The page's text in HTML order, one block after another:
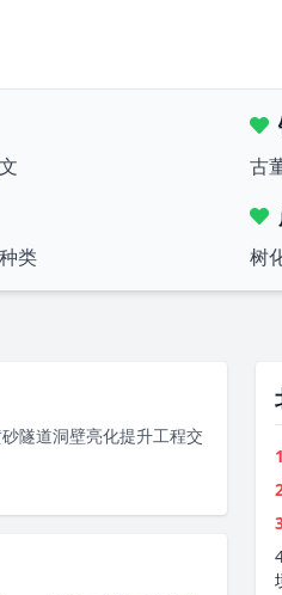
古
类 树
隧道洞壁亮化提升工程交